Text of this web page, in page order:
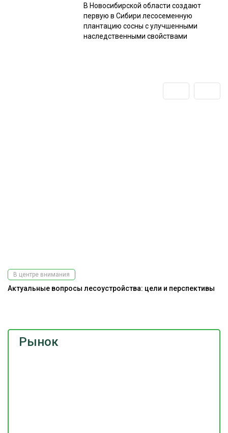
В Новосибирской области создают
первую в Сибири лесосеменную
плантацию сосны с улучшенными
наследственными свойствами
Рынок
В центре внимания
Актуальные вопросы лесоустройства: цели и перспективы